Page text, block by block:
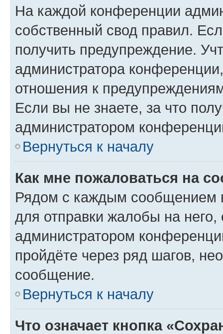
На каждой конференции
собственный свод правил.
получить предупреждение.
администратора
отношения к
Если вы не знаете, за что
администратором
Вернуться к началу
Как мне пожаловаться на
Рядом с каждым сообщением
для отправки жалобы на
администратором
пройдёте через ряд шагов,
сообщение.
Вернуться к началу
Что означает кнопка